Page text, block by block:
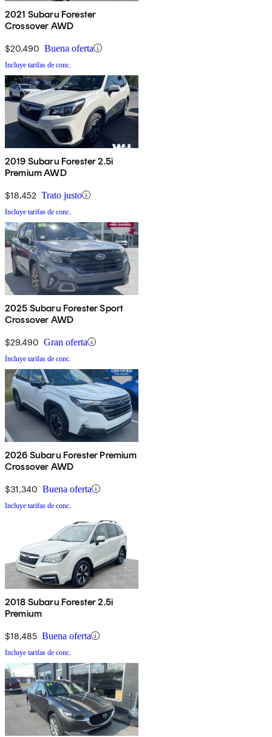
2021 Subaru Forester
Crossover AWD
$20,490 Buena oferta
Incluye tarifas de conc.
2019 Subaru Forester 2.5i
Premium AWD
$18,452 Trato justo
Incluye tarifas de conc.
2025 Subaru Forester Sport
Crossover AWD
$29,490 Gran oferta
Incluye tarifas de conc.
2026 Subaru Forester Premium
Crossover AWD
$31,340 Buena oferta
Incluye tarifas de conc.
2018 Subaru Forester 2.5i
Premium
$18,485 Buena oferta
Incluye tarifas de conc.